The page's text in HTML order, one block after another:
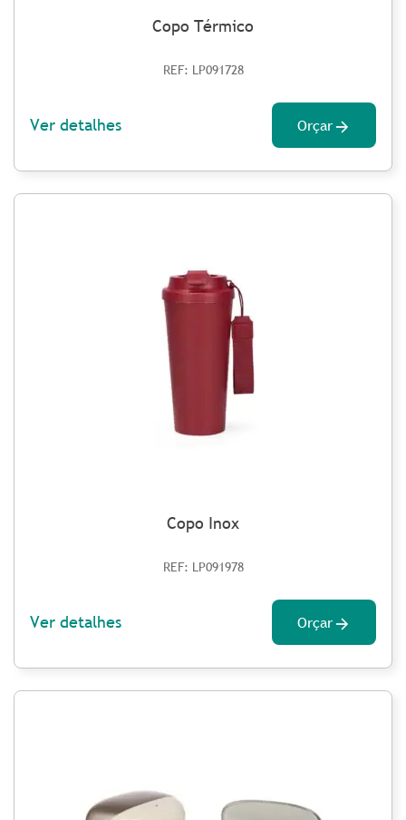
Copo Térmico
REF: LP091728
Ver detalhes Orçar
Copo Inox
REF: LP091978
Ver detalhes Orçar